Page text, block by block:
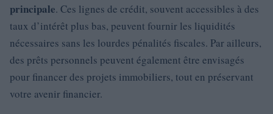
principale. Ces lignes de crédit, souvent accessibles à des
taux d’intérêt plus bas, peuvent fournir les liquidités
nécessaires sans les lourdes pénalités fiscales. Par ailleurs,
des prêts personnels peuvent également être envisagés
pour financer des projets immobiliers, tout en préservant
votre avenir financier.